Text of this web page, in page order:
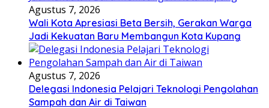
Agustus 7, 2026
Wali Kota Apresiasi Beta Bersih, Gerakan Warga
Jadi Kekuatan Baru Membangun Kota Kupang
Agustus 7, 2026
Delegasi Indonesia Pelajari Teknologi Pengolahan
Sampah dan Air di Taiwan